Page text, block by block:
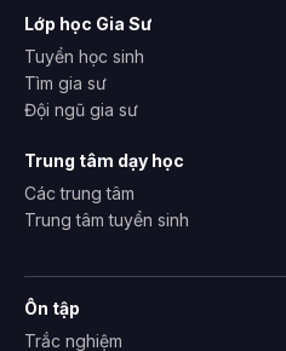
Lớp học Gia Sư
Tuyển học sinh
Tìm gia sư
Đội ngũ gia sư
Trung tâm dạy học
Các trung tâm
Trung tâm tuyển sinh
Ôn tập
Trắc nghiệm